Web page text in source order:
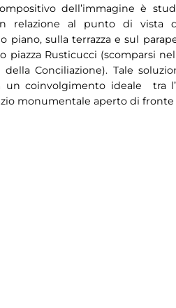
dell’immagine è
relazione al punto di vista
piano, sulla terrazza e sul
piazza Rusticucci (scomparsi
della Conciliazione). Tale
un coinvolgimento ideale tra
monumentale aperto di fronte